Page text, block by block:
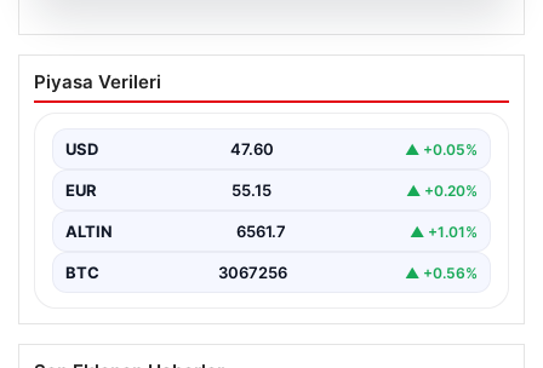
05.08.2026
Mohamed Salah’tan Tarihi İlk Üçlü
Başarı
önemli bir dönüm noktasına imza attı. Takımının
hücum…
Piyasa Verileri
USD 47.60 ▲ +0.05%
EUR 55.15 ▲ +0.20%
ALTIN 6561.7 ▲ +1.01%
BTC 3067256 ▲ +0.56%